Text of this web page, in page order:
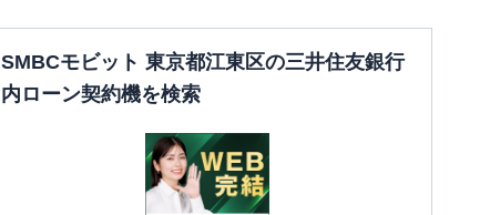
SMBCモビット 東京都江東区の三井住友銀行
内ローン契約機を検索